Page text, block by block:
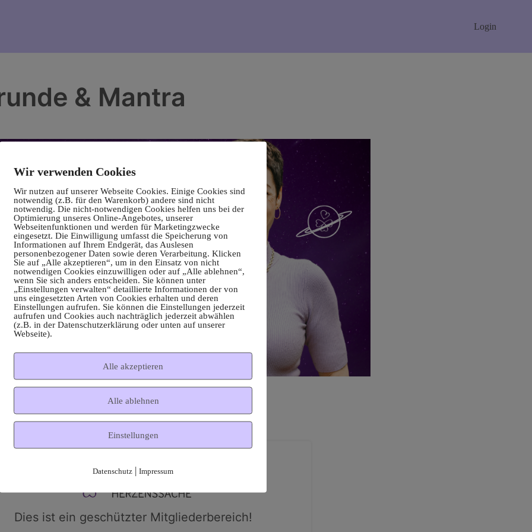
Login
& Mantra
Dies ist ein geschützter Mitgliederbereich!
Wir verwenden Cookies
Wir nutzen auf unserer Webseite Cookies. Einige Cookies sind
notwendig (z.B. für den Warenkorb) andere sind nicht
notwendig. Die nicht-notwendigen Cookies helfen uns bei der
Optimierung unseres Online-Angebotes, unserer
Webseitenfunktionen und werden für Marketingzwecke
eingesetzt. Die Einwilligung umfasst die Speicherung von
Informationen auf Ihrem Endgerät, das Auslesen
personenbezogener Daten sowie deren Verarbeitung. Klicken
Sie auf „Alle akzeptieren“, um in den Einsatz von nicht
notwendigen Cookies einzuwilligen oder auf „Alle ablehnen“,
wenn Sie sich anders entscheiden. Sie können unter
„Einstellungen verwalten“ detaillierte Informationen der von
uns eingesetzten Arten von Cookies erhalten und deren
Einstellungen aufrufen. Sie können die Einstellungen jederzeit
aufrufen und Cookies auch nachträglich jederzeit abwählen
(z.B. in der Datenschutzerklärung oder unten auf unserer
Webseite).
Alle akzeptieren
Alle ablehnen
Einstellungen
Datenschutz | Impressum